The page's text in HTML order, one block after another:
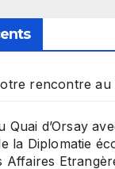
rencontre au
Quai d’Orsay
la Diplomatie
Affaires